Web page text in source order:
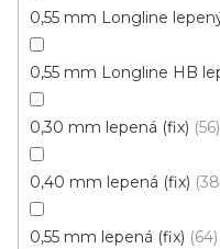
0,55 mm Longline
0,55 mm Longline HB
0,30 mm lepená (fix) 56
0,40 mm lepená (fix) 38
0,55 mm lepená (fix) 64
Vinylová podlaha